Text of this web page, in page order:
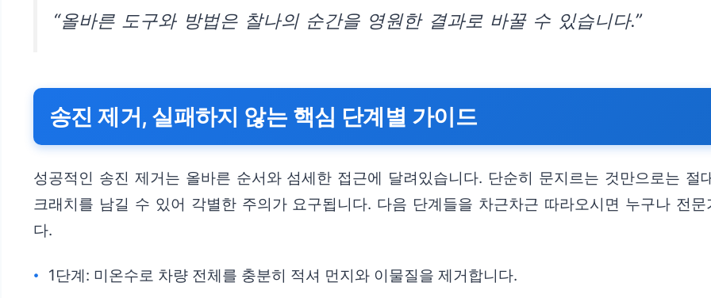
“올바른 도구와 방법은 찰나의 순간을 영원한 결과로 바꿀 수 있습니다.”
송진 제거, 실패하지 않는 핵심 단계별 가이드
성공적인 송진 제거는 올바른 순서와 섬세한 접근에 달려있습니다. 단순히 문지르는 것만으로는
크래치를 남길 수 있어 각별한 주의가 요구됩니다. 다음 단계들을 차근차근 따라오시면 누구나 전
다.
1단계: 미온수로 차량 전체를 충분히 적셔 먼지와 이물질을 제거합니다.